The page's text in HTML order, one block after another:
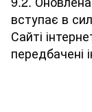
вступає в
Сайті
передбачені